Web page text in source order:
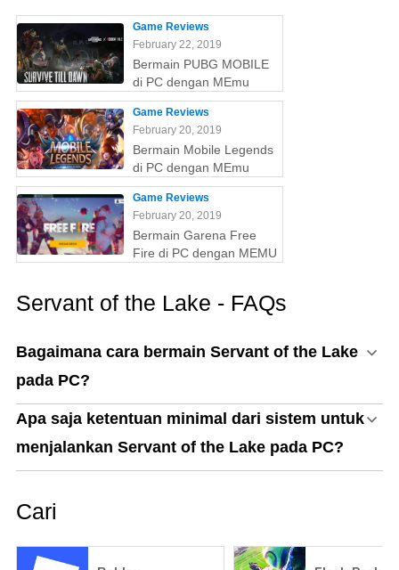
Game Reviews
February 22, 2019
Bermain PUBG MOBILE
di PC dengan MEmu
Game Reviews
February 20, 2019
Bermain Mobile Legends
di PC dengan MEmu
Game Reviews
February 20, 2019
Bermain Garena Free
Fire di PC dengan MEMU
Servant of the Lake - FAQs
Bagaimana cara bermain Servant of the Lake
pada PC?
Apa saja ketentuan minimal dari sistem untuk
menjalankan Servant of the Lake pada PC?
Cari